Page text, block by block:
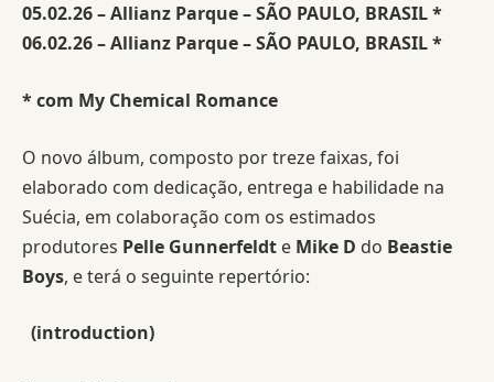
05.02.26 – Allianz Parque – SÃO PAULO, BRASIL *
06.02.26 – Allianz Parque – SÃO PAULO, BRASIL *
* com My Chemical Romance
O novo álbum, composto por treze faixas, foi
elaborado com dedicação, entrega e habilidade na
Suécia, em colaboração com os estimados
produtores Pelle Gunnerfeldt e Mike D do Beastie
Boys, e terá o seguinte repertório:
(introduction)